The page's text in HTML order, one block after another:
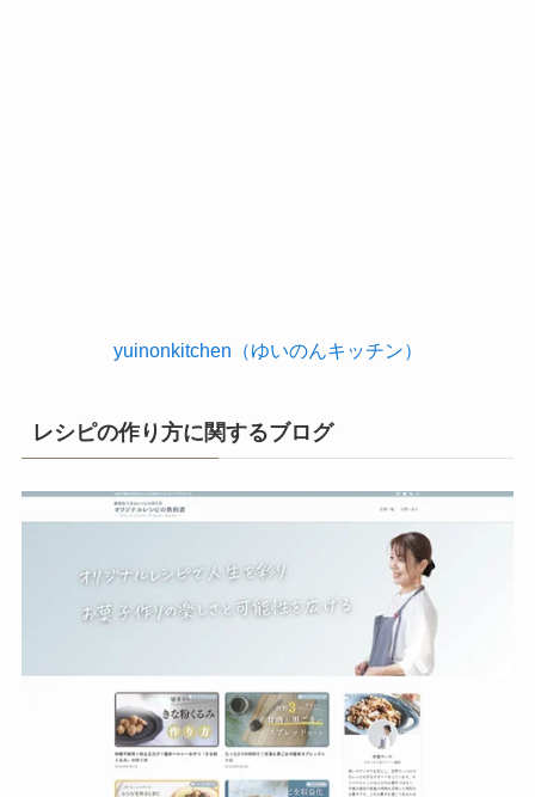
yuinonkitchen（ゆいのんキッチン）
レシピの作り方に関するブログ